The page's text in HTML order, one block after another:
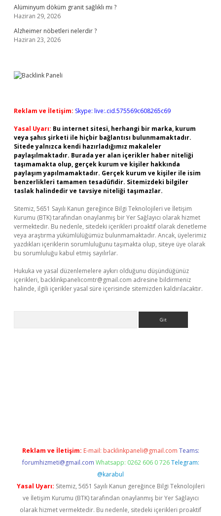
Alüminyum döküm granit sağlıklı mı ?
Haziran 29, 2026
Alzheimer nöbetleri nelerdir ?
Haziran 23, 2026
Reklam ve İletişim: Skype: live:.cid.575569c608265c69
Yasal Uyarı: Bu internet sitesi, herhangi bir marka, kurum
veya şahıs şirketi ile hiçbir bağlantısı bulunmamaktadır.
Sitede yalnızca kendi hazırladığımız makaleler
paylaşılmaktadır. Burada yer alan içerikler haber niteliği
taşımamakta olup, gerçek kurum ve kişiler hakkında
paylaşım yapılmamaktadır. Gerçek kurum ve kişiler ile isim
benzerlikleri tamamen tesadüfidir. Sitemizdeki bilgiler
taslak halindedir ve tavsiye niteliği taşımazlar.
Sitemiz, 5651 Sayılı Kanun gereğince Bilgi Teknolojileri ve İletişim
Kurumu (BTK) tarafından onaylanmış bir Yer Sağlayıcı olarak hizmet
vermektedir. Bu nedenle, sitedeki içerikleri proaktif olarak denetleme
veya araştırma yükümlülüğümüz bulunmamaktadır. Ancak, üyelerimiz
yazdıkları içeriklerin sorumluluğunu taşımakta olup, siteye üye olarak
bu sorumluluğu kabul etmiş sayılırlar.
Hukuka ve yasal düzenlemelere aykırı olduğunu düşündüğünüz
içerikleri, backlinkpanelicomtr@gmail.com adresine bildirmeniz
halinde, ilgili içerikler yasal süre içerisinde sitemizden kaldırılacaktır.
Reklam ve İletişim: E-mail: backlinkpaneli@gmail.com Teams:
forumhizmeti@gmail.com Whatsapp: 0262 606 0 726 Telegram:
@karabul
Yasal Uyarı: Sitemiz, 5651 Sayılı Kanun gereğince Bilgi Teknolojileri
ve İletişim Kurumu (BTK) tarafından onaylanmış bir Yer Sağlayıcı
olarak hizmet vermektedir. Bu nedenle, sitedeki içerikleri proaktif